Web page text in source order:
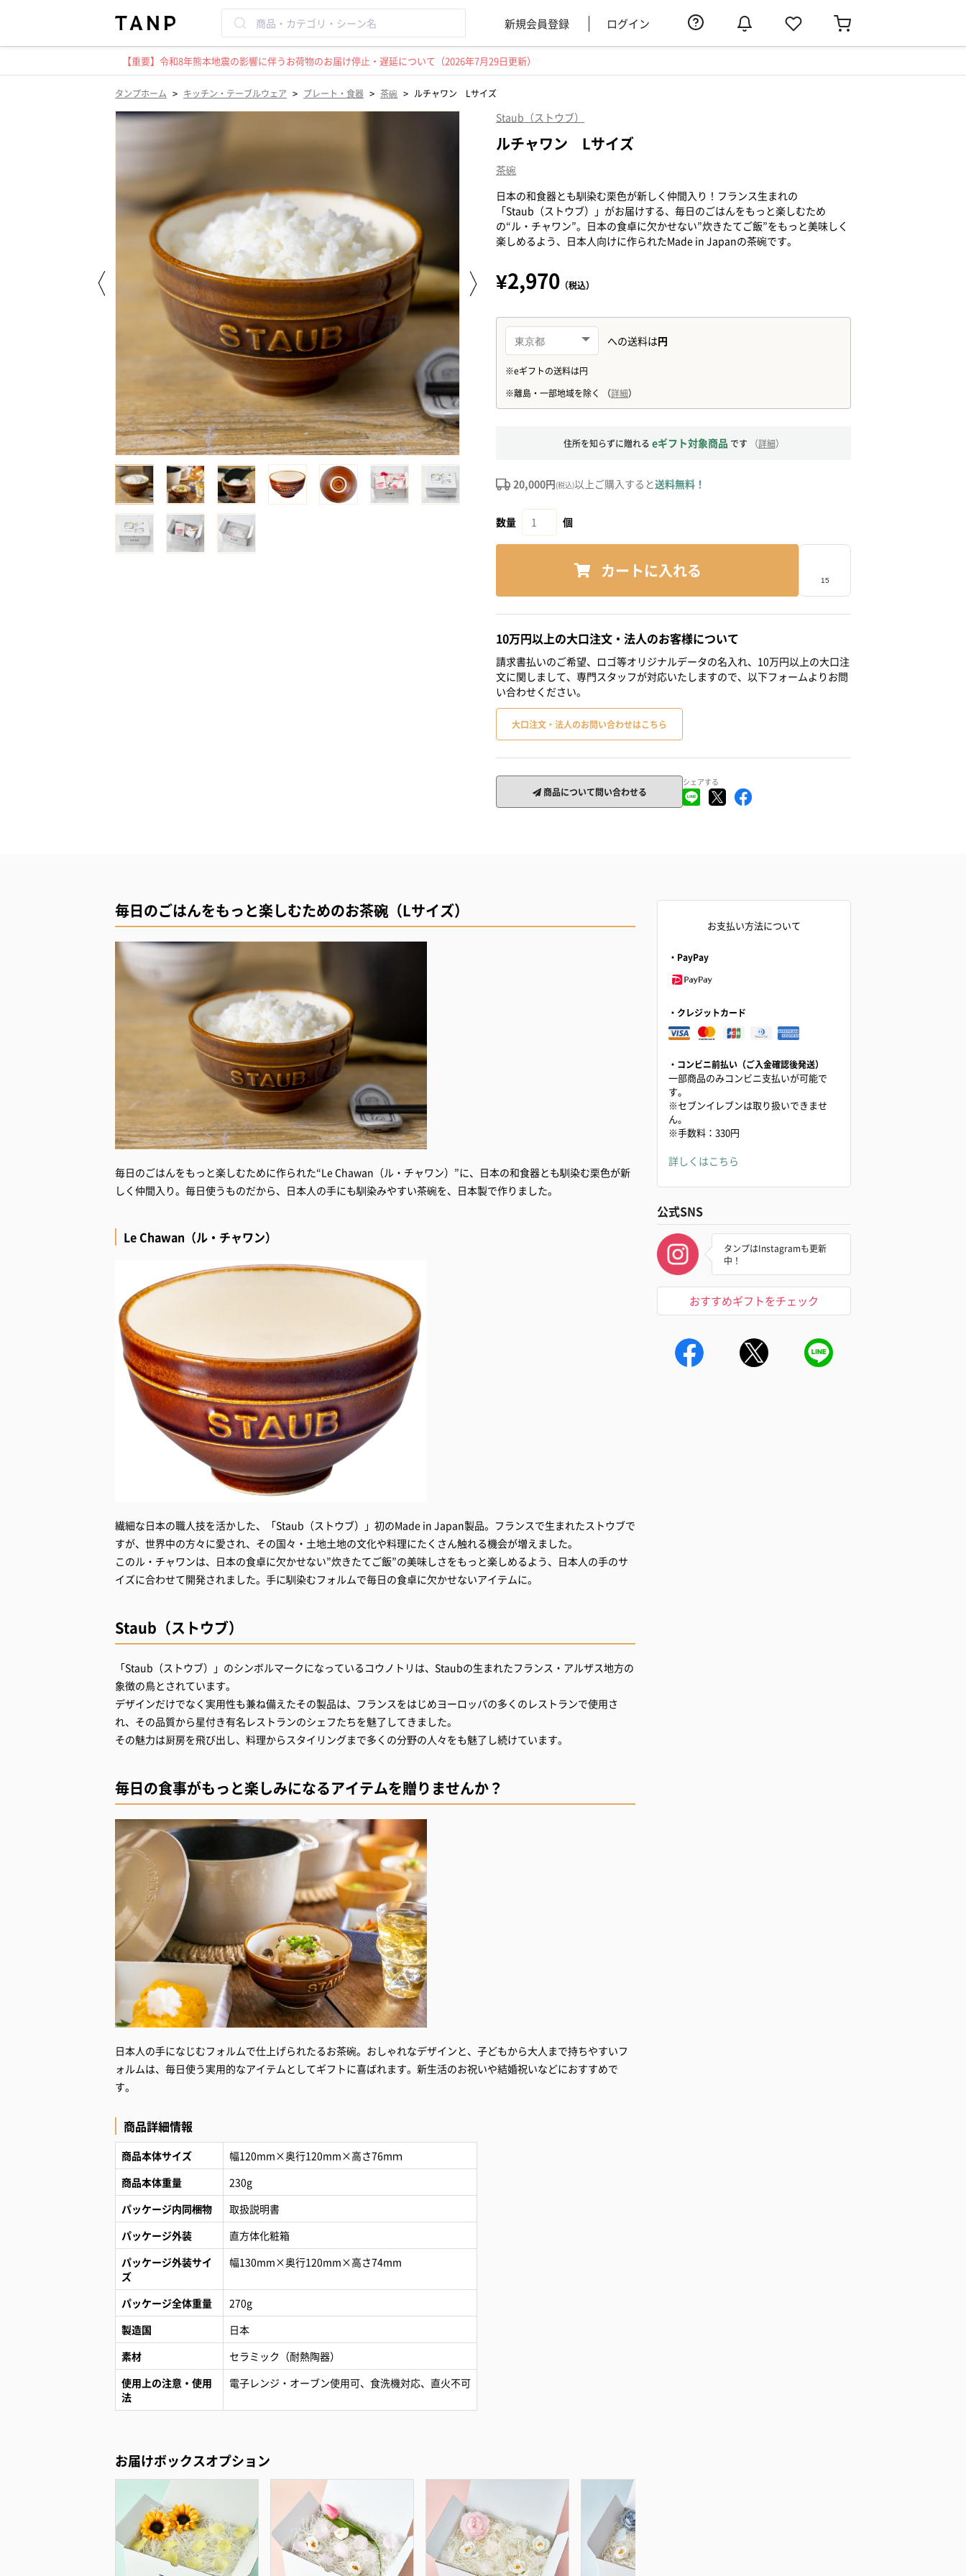
新規会員登録 ログイン
【重要】令和8年熊本地震の影響に伴うお荷物のお届け停止・遅延について（2026年7月29日更新）
タンプホーム > キッチン・テーブルウェア > プレート・食器 > 茶碗 > ルチャワン Lサイズ
Staub（ストウブ）
ルチャワン Lサイズ
茶碗
日本の和食器とも馴染む栗色が新しく仲間入り！フランス生まれの
「Staub（ストウブ）」がお届けする、毎日のごはんをもっと楽しむため
の“ル・チャワン”。日本の食卓に欠かせない”炊きたてご飯”をもっと美味しく
楽しめるよう、日本人向けに作られたMade in Japanの茶碗です。
¥2,970 （税込）
住所を知らずに贈れる eギフト対象商品 です （詳細）
20,000円(税込)以上ご購入すると送料無料！
数量 個
カートに入れる
10万円以上の大口注文・法人のお客様について
請求書払いのご希望、ロゴ等オリジナルデータの名入れ、10万円以上の大口注
文に関しまして、専門スタッフが対応いたしますので、以下フォームよりお問
い合わせください。
大口注文・法人のお問い合わせはこちら
商品について問い合わせる
シェアする
毎日のごはんをもっと楽しむためのお茶碗（Lサイズ）
毎日のごはんをもっと楽しむために作られた“Le Chawan（ル・チャワン）”に、日本の和食器とも馴染む栗色が新
しく仲間入り。毎日使うものだから、日本人の手にも馴染みやすい茶碗を、日本製で作りました。
Le Chawan（ル・チャワン）
繊細な日本の職人技を活かした、「Staub（ストウブ）」初のMade in Japan製品。フランスで生まれたストウブで
すが、世界中の方々に愛され、その国々・土地土地の文化や料理にたくさん触れる機会が増えました。
このル・チャワンは、日本の食卓に欠かせない”炊きたてご飯”の美味しさをもっと楽しめるよう、日本人の手のサ
イズに合わせて開発されました。手に馴染むフォルムで毎日の食卓に欠かせないアイテムに。
Staub（ストウブ）
「Staub（ストウブ）」のシンボルマークになっているコウノトリは、Staubの生まれたフランス・アルザス地方の
象徴の鳥とされています。
デザインだけでなく実用性も兼ね備えたその製品は、フランスをはじめヨーロッパの多くのレストランで使用さ
れ、その品質から星付き有名レストランのシェフたちを魅了してきました。
その魅力は厨房を飛び出し、料理からスタイリングまで多くの分野の人々をも魅了し続けています。
毎日の食事がもっと楽しみになるアイテムを贈りませんか？
日本人の手になじむフォルムで仕上げられたるお茶碗。おしゃれなデザインと、子どもから大人まで持ちやすいフ
ォルムは、毎日使う実用的なアイテムとしてギフトに喜ばれます。新生活のお祝いや結婚祝いなどにおすすめで
す。
商品詳細情報
商品本体サイズ
幅120mm×奥行120mm×高さ76mｍ
商品本体重量
230g
パッケージ内同梱物
取扱説明書
パッケージ外装
直方体化粧箱
パッケージ外装サイ
ズ
幅130mm×奥行120mm×高さ74mm
パッケージ全体重量
270g
製造国
日本
素材
セラミック（耐熱陶器）
使用上の注意・使用
法
電子レンジ・オーブン使用可、食洗機対応、直火不可
お届けボックスオプション
お支払い方法について
・PayPay
・クレジットカード
・コンビニ前払い（ご入金確認後発送）
一部商品のみコンビニ支払いが可能で
す。
※セブンイレブンは取り扱いできませ
ん。
※手数料：330円
詳しくはこちら
公式SNS
タンプはInstagramも更新
中！
おすすめギフトをチェック